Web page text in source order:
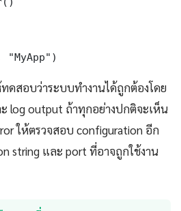
ดสอบว่าระบบทำงานได้ถูกต้องโดย
log output ถ้าทุกอย่างปกติจะเห็น
ให้ตรวจสอบ configuration อีก
string และ port ที่อาจถูกใช้งาน